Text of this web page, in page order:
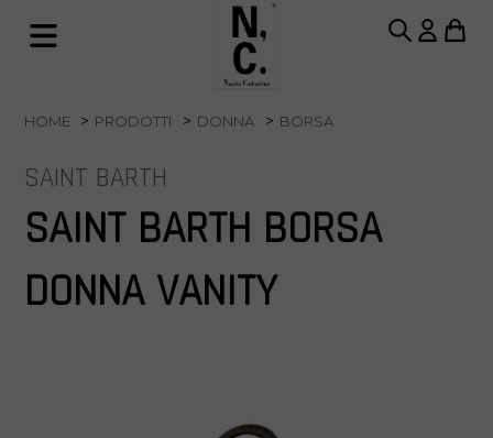
HOME PRODOTTI DONNA BORSA
SAINT BARTH
SAINT BARTH BORSA
DONNA VANITY